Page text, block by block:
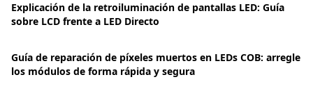
Explicación de la retroiluminación de pantallas LED: Guía
sobre LCD frente a LED Directo
Guía de reparación de píxeles muertos en LEDs COB: arregle
los módulos de forma rápida y segura